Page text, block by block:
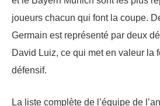
joueurs chacun qui font la coupe.
Germain est représenté par deux
David Luiz, ce qui met en valeur la
défensif.
La liste complète de l’équipe de